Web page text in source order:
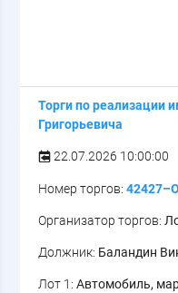
Торги по реализации
Григорьевича
22.07.2026 10:00:00
Номер торгов:
Организатор торгов:
Должник: Баландин
Лот 1:Автомобиль,